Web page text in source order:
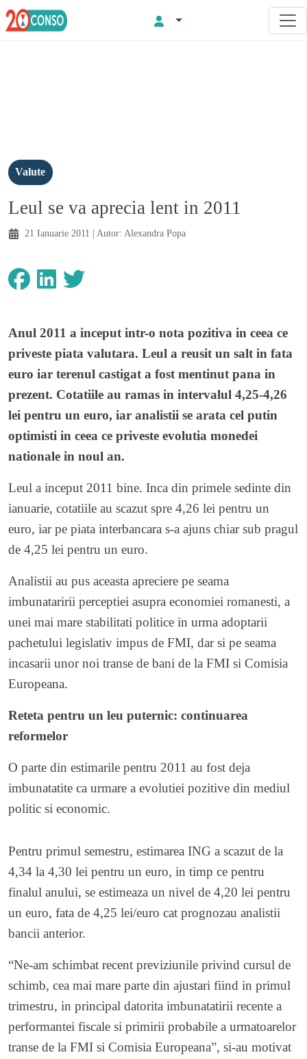
Valute
Leul se va aprecia lent in 2011
21 Ianuarie 2011 | Autor: Alexandra Popa
Anul 2011 a inceput intr-o nota pozitiva in ceea ce
priveste piata valutara. Leul a reusit un salt in fata
euro iar terenul castigat a fost mentinut pana in
prezent. Cotatiile au ramas in intervalul 4,25-4,26
lei pentru un euro, iar analistii se arata cel putin
optimisti in ceea ce priveste evolutia monedei
nationale in noul an.
Leul a inceput 2011 bine. Inca din primele sedinte din
ianuarie, cotatiile au scazut spre 4,26 lei pentru un
euro, iar pe piata interbancara s-a ajuns chiar sub pragul
de 4,25 lei pentru un euro.
Analistii au pus aceasta apreciere pe seama
imbunataririi perceptiei asupra economiei romanesti, a
unei mai mare stabilitati politice in urma adoptarii
pachetului legislativ impus de FMI, dar si pe seama
incasarii unor noi transe de bani de la FMI si Comisia
Europeana.
Reteta pentru un leu puternic: continuarea
reformelor
O parte din estimarile pentru 2011 au fost deja
imbunatatite ca urmare a evolutiei pozitive din mediul
politic si economic.
Pentru primul semestru, estimarea ING a scazut de la
4,34 la 4,30 lei pentru un euro, in timp ce pentru
finalul anului, se estimeaza un nivel de 4,20 lei pentru
un euro, fata de 4,25 lei/euro cat prognozau analistii
bancii anterior.
“Ne-am schimbat recent previziunile privind cursul de
schimb, cea mai mare parte din ajustari fiind in primul
trimestru, in principal datorita imbunatatirii recente a
performantei fiscale si primirii probabile a urmatoarelor
transe de la FMI si Comisia Europeana”, si-au motivat